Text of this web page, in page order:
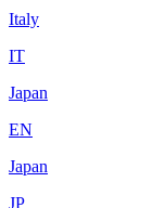
Italy
IT
Japan
EN
Japan
JP